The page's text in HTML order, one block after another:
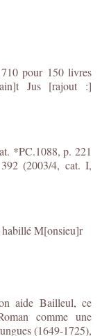
pour 150 livres
Jus [rajout :]
*PC.1088, p. 221
(2003/4, cat. I,
M[onsieu]r
aide Bailleul, ce
comme une
(1649-1725),